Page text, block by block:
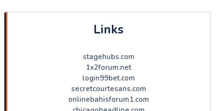
Links
stagehubs.com
1x2forum.net
login99bet.com
secretcourtesans.com
onlinebahisforum1.com